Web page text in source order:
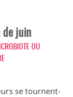
de juin
OU
se tournent-